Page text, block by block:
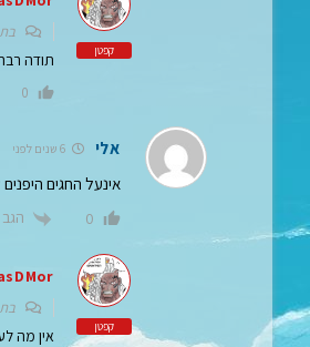
קפטן תודה
0
אלי 6 שנים לפני
אינעל החגים
0 הגב
קפטן
אין מה